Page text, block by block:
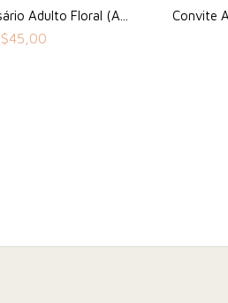
Adulto Floral (A...
45,00
Convite